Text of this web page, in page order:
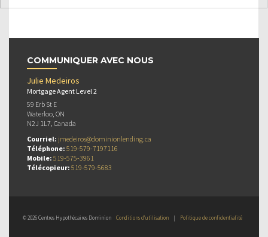
COMMUNIQUER AVEC NOUS
Julie Medeiros
Mortgage Agent Level 2
59 Erb St E
Waterloo, ON
N2J 1L7, Canada
Courriel: jmedeiros@dominionlending.ca
Téléphone: 519-579-7197116
Mobile: 519-575-3961
Télécopieur: 519-579-5683
© 2026 Centres Hypothécaires Dominion Conditions d’utilisation | Politique de confidentialité